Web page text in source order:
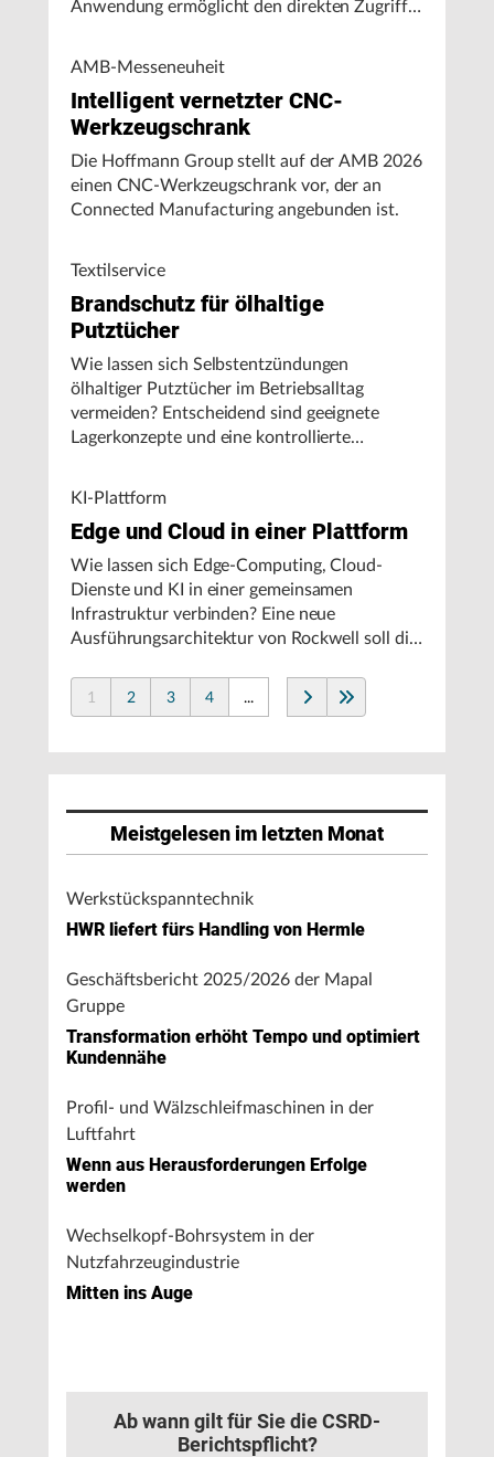
Anwendung ermöglicht den direkten Zugriff
Energieverbrauch.
AMB-Messeneuheit
Intelligent vernetzter CNC-
Werkzeugschrank
Die Hoffmann Group stellt auf der AMB 2026
einen CNC-Werkzeugschrank vor, der an
Connected Manufacturing angebunden ist.
Textilservice
Brandschutz für ölhaltige
Putztücher
Wie lassen sich Selbstentzündungen
ölhaltiger Putztücher im Betriebsalltag
vermeiden? Entscheidend sind geeignete
Lagerkonzepte und eine kontrollierte
KI-Plattform
Edge und Cloud in einer Plattform
Wie lassen sich Edge-Computing, Cloud-
Dienste und KI in einer gemeinsamen
Infrastruktur verbinden? Eine neue
Ausführungsarchitektur von Rockwell soll die
vereinfachen und den autonomen
Fertigungsbetrieb unterstützen.
1 2 3 4 ...
Meistgelesen im letzten Monat
Werkstückspanntechnik
HWR liefert fürs Handling von Hermle
Geschäftsbericht 2025/2026 der Mapal
Gruppe
Transformation erhöht Tempo und optimiert
Kundennähe
Profil- und Wälzschleifmaschinen in der
Luftfahrt
Wenn aus Herausforderungen Erfolge
werden
Wechselkopf-Bohrsystem in der
Nutzfahrzeugindustrie
Mitten ins Auge
Ab wann gilt für Sie die CSRD-
Berichtspflicht?